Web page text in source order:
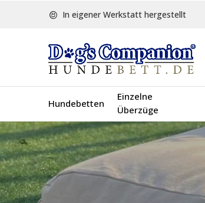
Hundebetten
Einzelne
Überzüge
In eigener Werkstatt hergestellt